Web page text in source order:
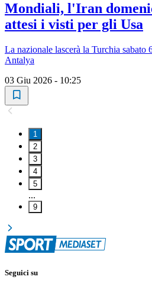
Mondiali, l'Iran
attesi i visti per gli Usa
La nazionale lascerà la Turchia sabato
Antalya
03 Giu 2026 - 10:25
1
2
3
4
5
...
9
Seguici su